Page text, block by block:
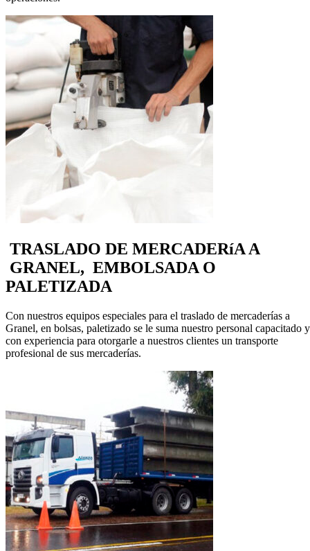
TRASLADO DE MERCADERíA A
GRANEL, EMBOLSADA O
PALETIZADA
Con nuestros equipos especiales para el traslado de mercaderías a
Granel, en bolsas, paletizado se le suma nuestro personal capacitado y
con experiencia para otorgarle a nuestros clientes un transporte
profesional de sus mercaderías.